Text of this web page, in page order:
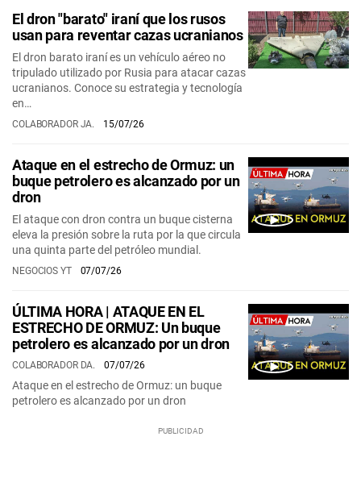
El dron "barato" iraní que los rusos
usan para reventar cazas ucranianos
El dron barato iraní es un vehículo aéreo no
tripulado utilizado por Rusia para atacar cazas
ucranianos. Conoce su estrategia y tecnología
en…
COLABORADOR JA. 15/07/26
Ataque en el estrecho de Ormuz: un
buque petrolero es alcanzado por un
dron
El ataque con dron contra un buque cisterna
eleva la presión sobre la ruta por la que circula
una quinta parte del petróleo mundial.
NEGOCIOS YT 07/07/26
ÚLTIMA HORA | ATAQUE EN EL
ESTRECHO DE ORMUZ: Un buque
petrolero es alcanzado por un dron
COLABORADOR DA. 07/07/26
Ataque en el estrecho de Ormuz: un buque
petrolero es alcanzado por un dron